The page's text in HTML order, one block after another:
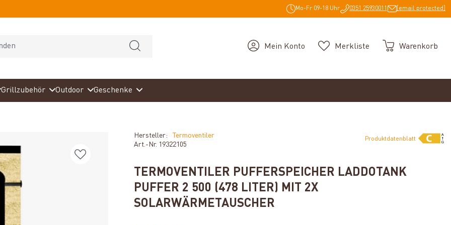
Mo-Fr 09-18 Uhr 0351 25930011 [email protected]
Mein Konto Merkliste Warenkorb
Grillzubehör Outdoor Geschenke
Hersteller:
Termoventiler
Art.-Nr. 19322105
Produktdatenblatt
TERMOVENTILER PUFFERSPEICHER LADDOTANK
PUFFER 2 500 (478 LITER) MIT 2X
SOLARWÄRMETAUSCHER